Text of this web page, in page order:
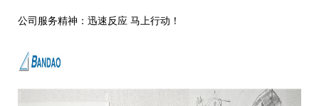
公司服务精神：迅速反应 马上行动！